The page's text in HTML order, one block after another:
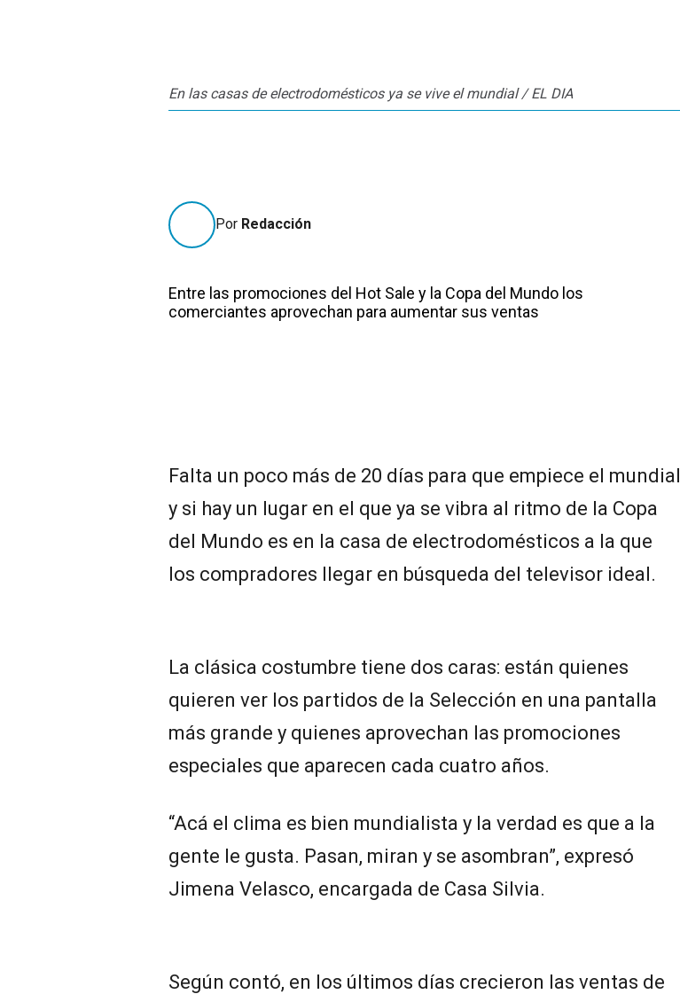
En las casas de electrodomésticos ya se vive el mundial / EL DIA
Por Redacción
Entre las promociones del Hot Sale y la Copa del Mundo los
comerciantes aprovechan para aumentar sus ventas
Falta un poco más de 20 días para que empiece el mundial
y si hay un lugar en el que ya se vibra al ritmo de la Copa
del Mundo es en la casa de electrodomésticos a la que
los compradores llegar en búsqueda del televisor ideal.
La clásica costumbre tiene dos caras: están quienes
quieren ver los partidos de la Selección en una pantalla
más grande y quienes aprovechan las promociones
especiales que aparecen cada cuatro años.
“Acá el clima es bien mundialista y la verdad es que a la
gente le gusta. Pasan, miran y se asombran”, expresó
Jimena Velasco, encargada de Casa Silvia.
Según contó, en los últimos días crecieron las ventas de